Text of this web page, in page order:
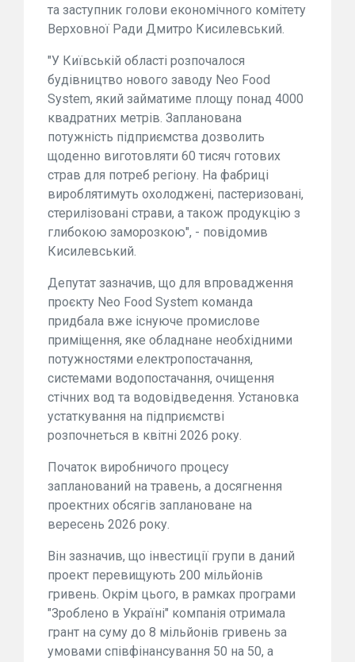
та заступник голови економічного комітету
Верховної Ради Дмитро Кисилевський.
"У Київській області розпочалося
будівництво нового заводу Neo Food
System, який займатиме площу понад 4000
квадратних метрів. Запланована
потужність підприємства дозволить
щоденно виготовляти 60 тисяч готових
страв для потреб регіону. На фабриці
вироблятимуть охолоджені, пастеризовані,
стерилізовані страви, а також продукцію з
глибокою заморозкою", - повідомив
Кисилевський.
Депутат зазначив, що для впровадження
проєкту Neo Food System команда
придбала вже існуюче промислове
приміщення, яке обладнане необхідними
потужностями електропостачання,
системами водопостачання, очищення
стічних вод та водовідведення. Установка
устаткування на підприємстві
розпочнеться в квітні 2026 року.
Початок виробничого процесу
запланований на травень, а досягнення
проектних обсягів заплановане на
вересень 2026 року.
Він зазначив, що інвестиції групи в даний
проект перевищують 200 мільйонів
гривень. Окрім цього, в рамках програми
"Зроблено в Україні" компанія отримала
грант на суму до 8 мільйонів гривень за
умовами співфінансування 50 на 50, а